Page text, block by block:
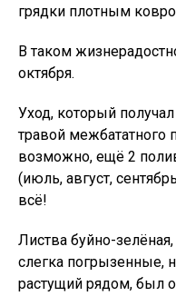
грядки плотным
В таком
октября.
Уход, который
травой межбататного
возможно, ещё 2
(июль, август,
всё!
Листва буйно-
слегка погрызенные,
растущий рядом, был